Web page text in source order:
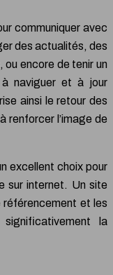
communiquer avec
des actualités, des
encore de tenir un
naviguer et à jour
ainsi le retour des
renforcer l’image de
excellent choix pour
sur internet. Un site
référencement et les
la